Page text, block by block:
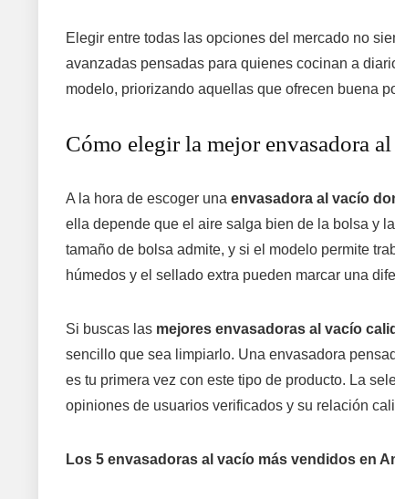
Elegir entre todas las opciones del mercado no
avanzadas pensadas para quienes cocinan a
modelo, priorizando aquellas que ofrecen buena
Cómo elegir la mejor envasadora
A la hora de escoger una envasadora al vacío
ella depende que el aire salga bien de la bolsa y
tamaño de bolsa admite, y si el modelo permite
húmedos y el sellado extra pueden marcar una
Si buscas las mejores envasadoras al vacío
sencillo que sea limpiarlo. Una envasadora
es tu primera vez con este tipo de producto. La
opiniones de usuarios verificados y su relación
Los 5 envasadoras al vacío más vendidos en